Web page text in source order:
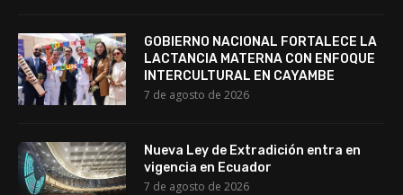
GOBIERNO NACIONAL FORTALECE LA
LACTANCIA MATERNA CON ENFOQUE
INTERCULTURAL EN CAYAMBE
7 de agosto de 2026
Nueva Ley de Extradición entra en
vigencia en Ecuador
7 de agosto de 2026